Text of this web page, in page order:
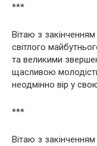
***
Вітаю з
світлого
та великими
щасливою
неодмінно вір у
***
Вітаю з